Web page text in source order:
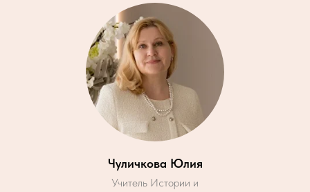
Чуличкова Юлия
Учитель Истории и